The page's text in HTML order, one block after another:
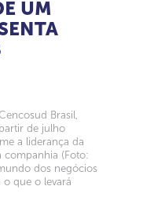
UM
Brasil,
de julho
a liderança da
(Foto:
dos negócios
o que o levará